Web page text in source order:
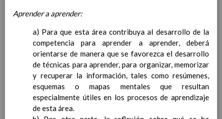
clave
ConcreciÃ³n curricular
para la etapa. Perfiles de
Ã¡rea y de
competencias
Ãrea de Ciencias Sociales
Objetivos del Ã¡rea
Aprender a aprender:
a) Para que esta área contribuya al desarrollo de la
competencia para aprender a aprender, deberá
orientarse de manera que se favorezca el desarrollo
de técnicas para aprender, para organizar, memorizar
y recuperar la información, tales como resúmenes,
esquemas o mapas mentales que resultan
especialmente útiles en los procesos de aprendizaje
de esta área.